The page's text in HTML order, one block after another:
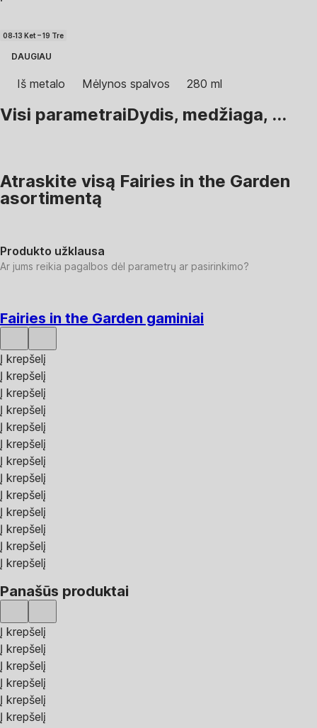
08‑13 Ket – 19 Tre
DAUGIAU
Iš metalo Mėlynos spalvos 280 ml
Visi parametraiDydis, medžiaga, ...
Atraskite visą Fairies in the Garden
asortimentą
Produkto užklausa
Ar jums reikia pagalbos dėl parametrų ar pasirinkimo?
Fairies in the Garden gaminiai
Į krepšelį
Į krepšelį
Į krepšelį
Į krepšelį
Į krepšelį
Į krepšelį
Į krepšelį
Į krepšelį
Į krepšelį
Į krepšelį
Į krepšelį
Į krepšelį
Į krepšelį
Panašūs produktai
Į krepšelį
Į krepšelį
Į krepšelį
Į krepšelį
Į krepšelį
Į krepšelį